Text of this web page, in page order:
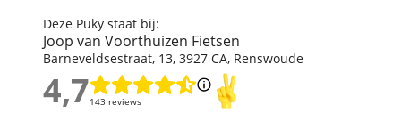
Wielmaat
16 inch
Nieuw of occasion
Nieuw
Deze Puky staat bij:
Joop van Voorthuizen Fietsen
Barneveldsestraat, 13, 3927 CA, Renswoude
4,7143 reviews
4,7
Naam
E-mailadres